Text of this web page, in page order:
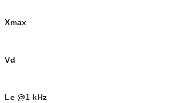
Xmax
Vd
Le @1 kHz